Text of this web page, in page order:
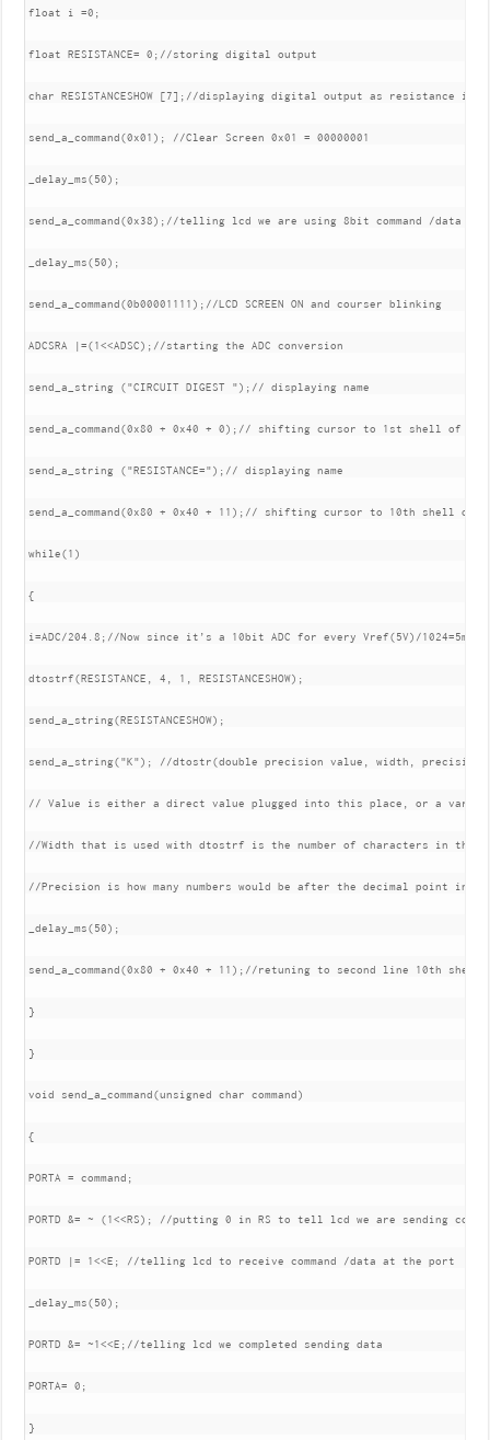
float i =0;
float RESISTANCE= 0;//storing digital output
char RESISTANCESHOW [7];//displaying digital output as resistance in
send_a_command(0x01); //Clear Screen 0x01 = 00000001
_delay_ms(50);
send_a_command(0x38);//telling lcd we are using 8bit command /data
_delay_ms(50);
send_a_command(0b00001111);//LCD SCREEN ON and courser blinking
ADCSRA |=(1<<ADSC);//starting the ADC conversion
send_a_string ("CIRCUIT DIGEST ");// displaying name
send_a_command(0x80 + 0x40 + 0);// shifting cursor to 1st shell of
send_a_string ("RESISTANCE=");// displaying name
send_a_command(0x80 + 0x40 + 11);// shifting cursor to 10th shell of
while(1)
{
i=ADC/204.8;//Now since it’s a 10bit ADC for every Vref(5V)/
dtostrf(RESISTANCE, 4, 1, RESISTANCESHOW);
send_a_string(RESISTANCESHOW);
send_a_string("K"); //dtostr(double precision value, width,
// Value is either a direct value plugged into this place, or a
//Width that is used with dtostrf is the number of characters in the
//Precision is how many numbers would be after the decimal point in
_delay_ms(50);
send_a_command(0x80 + 0x40 + 11);//retuning to second line 10th shell.
}
}
void send_a_command(unsigned char command)
{
PORTA = command;
PORTD &= ~ (1<<RS); //putting 0 in RS to tell lcd we are sending
PORTD |= 1<<E; //telling lcd to receive command /data at the port
_delay_ms(50);
PORTD &= ~1<<E;//telling lcd we completed sending data
PORTA= 0;
}